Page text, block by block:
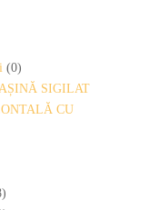
(0)
SIGILAT
CU